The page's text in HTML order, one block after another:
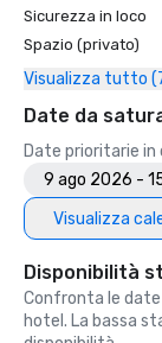
•	SF Travel –
•	Timeout –
2023
•	Conde Nast
Sicurezza in loco
Spazio (privato)
Visualizza tutto
Date da
Date prioritarie
9 ago 2026 -
Visualizza
Disponibilità
Confronta le
hotel. La bassa